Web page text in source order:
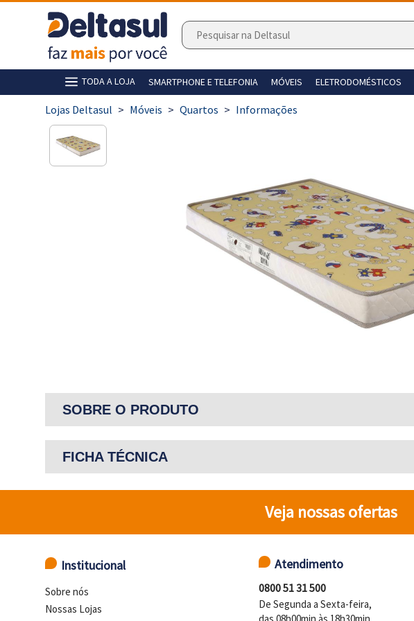
TODA A LOJA SMARTPHONE E TELEFONIA MÓVEIS ELETRODOMÉSTICOS
> Móveis > Quartos > Informações
SOBRE O PRODUTO
FICHA TÉCNICA
Veja nossas ofertas
Institucional
Sobre nós
Nossas Lojas
Atendimento
0800 51 31 500
De Segunda a Sexta-feira,